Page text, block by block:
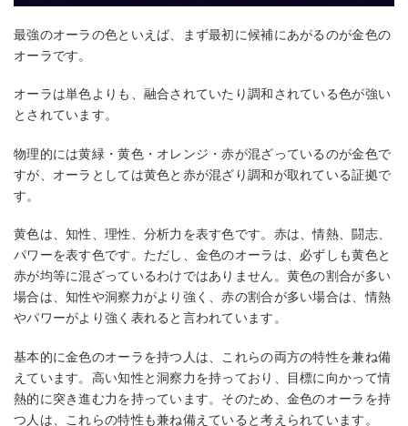
最強のオーラの色といえば、まず最初に候補にあがるのが金色の
オーラです。
オーラは単色よりも、融合されていたり調和されている色が強い
とされています。
物理的には黄緑・黄色・オレンジ・赤が混ざっているのが金色で
すが、オーラとしては黄色と赤が混ざり調和が取れている証拠で
す。
黄色は、知性、理性、分析力を表す色です。赤は、情熱、闘志、
パワーを表す色です。ただし、金色のオーラは、必ずしも黄色と
赤が均等に混ざっているわけではありません。黄色の割合が多い
場合は、知性や洞察力がより強く、赤の割合が多い場合は、情熱
やパワーがより強く表れると言われています。
基本的に金色のオーラを持つ人は、これらの両方の特性を兼ね備
えています。高い知性と洞察力を持っており、目標に向かって情
熱的に突き進む力を持っています。そのため、金色のオーラを持
つ人は、これらの特性も兼ね備えていると考えられています。